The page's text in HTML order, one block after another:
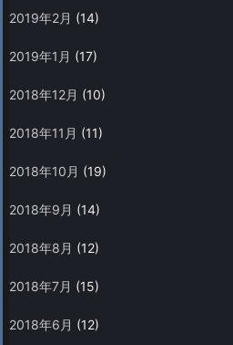
2019年2月 (14)
2019年1月 (17)
2018年12月 (10)
2018年11月 (11)
2018年10月 (19)
2018年9月 (14)
2018年8月 (12)
2018年7月 (15)
2018年6月 (12)